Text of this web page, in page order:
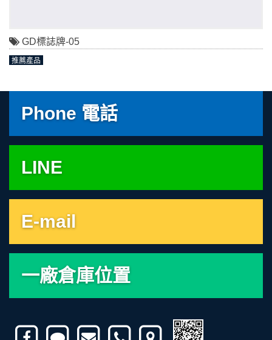
GD標誌牌-05
推薦產品
Phone 電話
LINE
E-mail
一廠倉庫位置